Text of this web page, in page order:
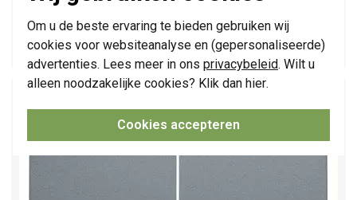
Om u de beste ervaring te bieden gebruiken wij
cookies voor websiteanalyse en (gepersonaliseerde)
advertenties. Lees meer in ons privacybeleid. Wilt u
alleen noodzakelijke cookies? Klik dan hier.
Cookies accepteren
Huidige voorraad:
17,95 +
-
Niko tweevoudige toets voor draadloze
wandzender blue grey coated (220-00060)